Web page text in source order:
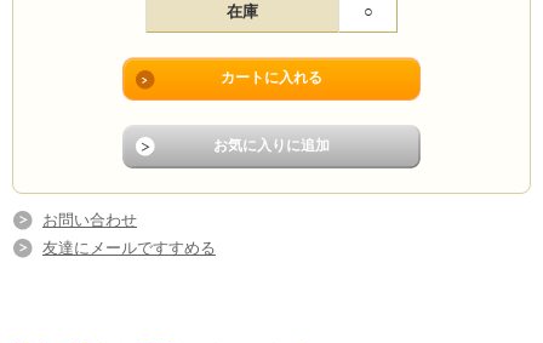
在庫 ○
お問い合わせ
友達にメールですすめる